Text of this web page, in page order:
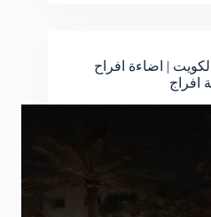
| اضاءة افراح
افراج